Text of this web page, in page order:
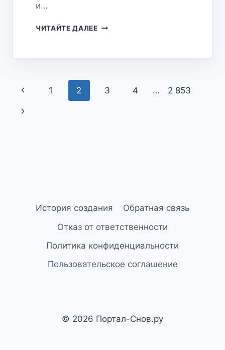
и…
ЧИТАЙТЕ ДАЛЕЕРВАНЫЙ
ЭТО
КАК
Навигация
по
Предыдущая
страница
1 2 3 4 … 2 853
Следующая
История создания
Обратная связь
Отказ от ответственности
Политика конфиденциальности
Пользовательское соглашение
© 2026 Портал-Снов.ру